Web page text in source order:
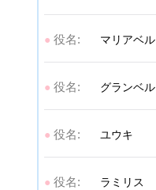
● 役名: マリアベル
● 役名: グランベル
● 役名: ユウキ
● 役名: ラミリス